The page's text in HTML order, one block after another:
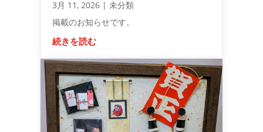
3月 11, 2026| 未分類
掲載のお知らせです。
続きを読む